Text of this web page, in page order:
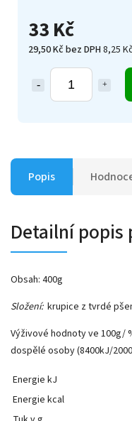
33 Kč
29,50 Kč bez DPH8,25
Popis
Detailní popis
Obsah: 400g
Složení:krupice z tvrdé
Výživové hodnoty ve 100g/
dospělé osoby (8400kJ/
Energie kJ
Energie kcal